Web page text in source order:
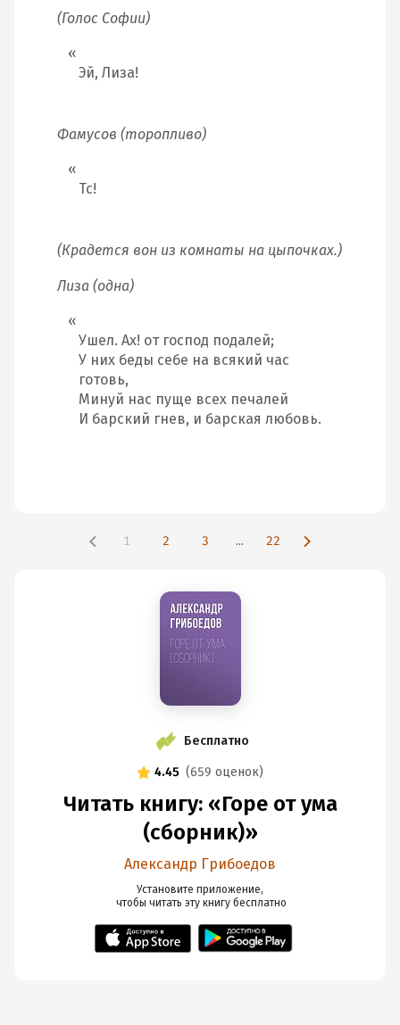
(Голос Софии)
Эй, Лиза!
Фамусов (торопливо)
Тс!
(Крадется вон из комнаты на цыпочках.)
Лиза (одна)
Ушел. Ах! от господ подалей;
У них беды себе на всякий час
готовь,
Минуй нас пуще всех печалей
И барский гнев, и барская любовь.
1 2 3 ... 22
Бесплатно
4.45 (659 оценок)
Читать книгу: «Горе от ума
(сборник)»
Александр Грибоедов
Установите приложение,
чтобы читать эту книгу бесплатно